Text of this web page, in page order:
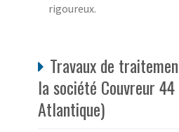
rigoureux.
Travaux de
la société Couvreur
Atlantique)